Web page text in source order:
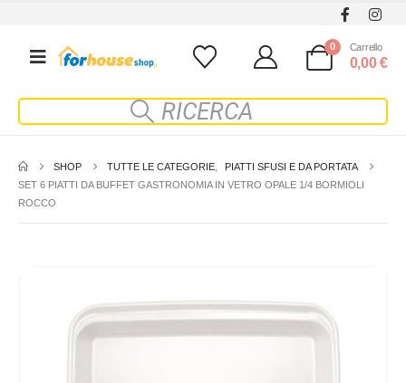
0 Carrello
0,00€
SHOP TUTTE LE CATEGORIE,
PIATTI SFUSI E DA PORTATA
SET 6 PIATTI DA BUFFET GASTRONOMIA IN VETRO OPALE 1/4 BORMIOLI
ROCCO